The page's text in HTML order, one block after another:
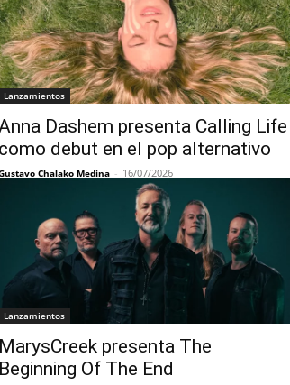
Lanzamientos
Dashem presenta Calling Life
como debut en el pop alternativo
Chalako Medina - 16/07/2026
Lanzamientos
MarysCreek presenta The
Beginning Of The End